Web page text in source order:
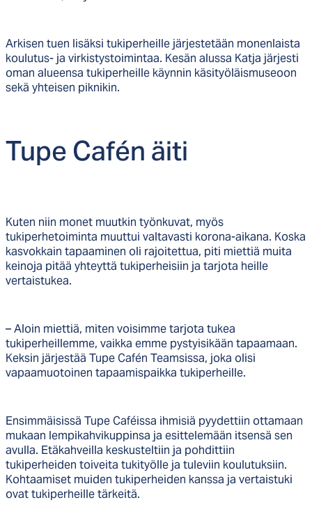
Arkisen tuen lisäksi tukiperheille järjestetään monenlaista
koulutus- ja virkistystoimintaa. Kesän alussa Katja järjesti
oman alueensa tukiperheille käynnin käsityöläismuseoon
sekä yhteisen piknikin.
Tu­pe Cafén äi­ti
Kuten niin monet muutkin työnkuvat, myös
tukiperhetoiminta muuttui valtavasti korona-aikana. Koska
kasvokkain tapaaminen oli rajoitettua, piti miettiä muita
keinoja pitää yhteyttä tukiperheisiin ja tarjota heille
vertaistukea.
– Aloin miettiä, miten voisimme tarjota tukea
tukiperheillemme, vaikka emme pystyisikään tapaamaan.
Keksin järjestää Tupe Cafén Teamsissa, joka olisi
vapaamuotoinen tapaamispaikka tukiperheille.
Ensimmäisissä Tupe Caféissa ihmisiä pyydettiin ottamaan
mukaan lempikahvikuppinsa ja esittelemään itsensä sen
avulla. Etäkahveilla keskusteltiin ja pohdittiin
tukiperheiden toiveita tukityölle ja tuleviin koulutuksiin.
Kohtaamiset muiden tukiperheiden kanssa ja vertaistuki
ovat tukiperheille tärkeitä.